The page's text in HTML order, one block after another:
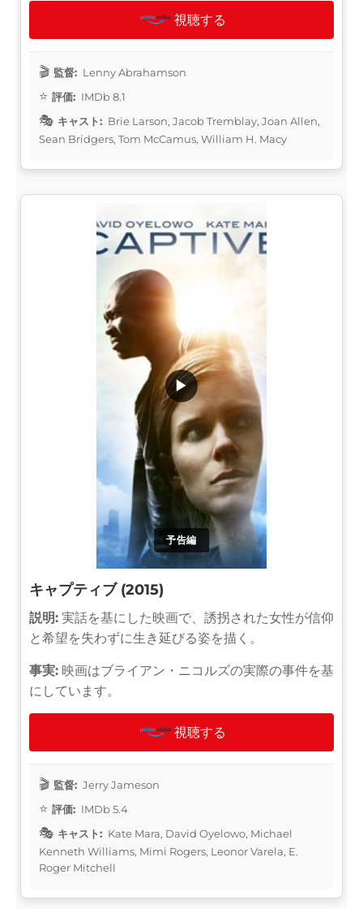
視聴する
監督: Lenny Abrahamson
評価: IMDb 8.1
キャスト: Brie Larson, Jacob Tremblay, Joan Allen,
Sean Bridgers, Tom McCamus, William H. Macy
予告編
▶
キャプティブ (2015)
説明: 実話を基にした映画で、誘拐された女性が信仰
と希望を失わずに生き延びる姿を描く。
事実: 映画はブライアン・ニコルズの実際の事件を基
にしています。
視聴する
監督: Jerry Jameson
評価: IMDb 5.4
キャスト: Kate Mara, David Oyelowo, Michael
Kenneth Williams, Mimi Rogers, Leonor Varela, E.
Roger Mitchell